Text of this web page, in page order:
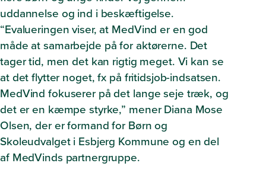
uddannelse og ind i beskæftigelse.
“Evalueringen viser, at MedVind er en god
måde at samarbejde på for aktørerne. Det
tager tid, men det kan rigtig meget. Vi kan se
at det flytter noget, fx på fritidsjob-indsatsen.
MedVind fokuserer på det lange seje træk, og
det er en kæmpe styrke,” mener Diana Mose
Olsen, der er formand for Børn og
Skoleudvalget i Esbjerg Kommune og en del
af MedVinds partnergruppe.